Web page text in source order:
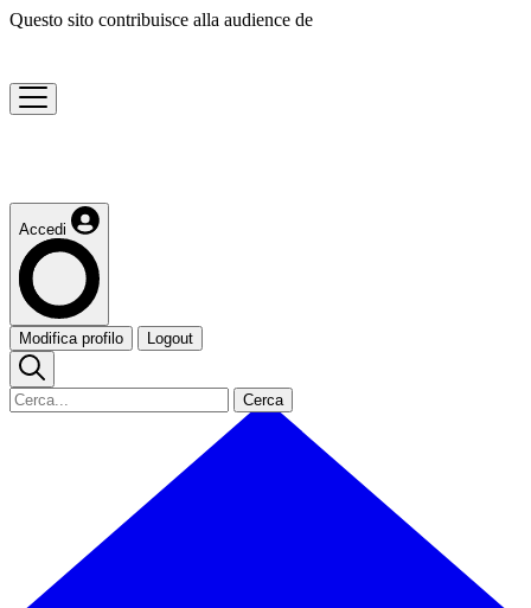
Questo sito contribuisce alla audience de
Accedi
Modifica profilo Logout
Cerca